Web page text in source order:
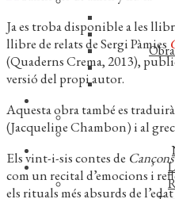
Ja es troba disponible a les
llibre de relats de Sergi Pàmies
(Quaderns Crema, 2013),
versió del propi autor.
Aquesta obra també es
(Jacqueline Chambon) i al
Els vint-i-sis contes de
com un recital d’emocions i
els rituals més absurds de